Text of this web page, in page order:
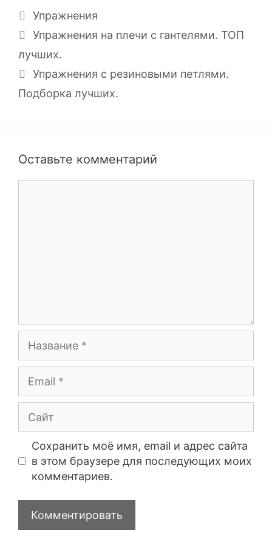
Упражнения
Упражнения на плечи с гантелями. ТОП
лучших.
Упражнения с резиновыми петлями.
Подборка лучших.
Оставьте комментарий
Сохранить моё имя, email и адрес сайта
в этом браузере для последующих моих
комментариев.